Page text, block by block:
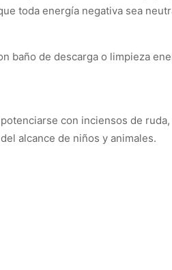
toda energía negativa sea
baño de descarga o limpieza
con inciensos de
alcance de niños y animales.